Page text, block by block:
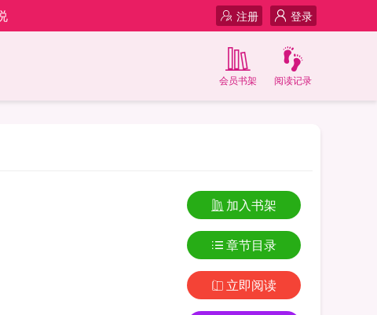
登录
注册
阅读记录
会员书架
加入书架
章节目录
立即阅读